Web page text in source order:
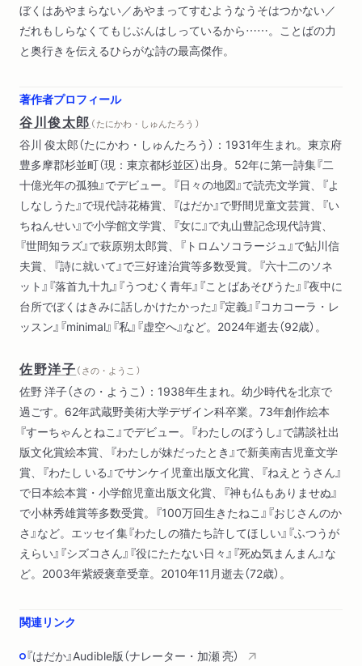
ぼくはあやまらない／あやまってすむようなうそはつかない／
だれもしらなくてもじぶんはしっているから……。ことばの力
と奥行きを伝えるひらがな詩の最高傑作。
著作者プロフィール
谷川俊太郎 （ たにかわ・しゅんたろう ）
谷川 俊太郎（たにかわ・しゅんたろう）：1931年生まれ。東京府
豊多摩郡杉並町（現：東京都杉並区）出身。52年に第一詩集『二
十億光年の孤独』でデビュー。『日々の地図』で読売文学賞、『よ
しなしうた』で現代詩花椿賞、『はだか』で野間児童文芸賞、『い
ちねんせい』で小学館文学賞、『女に』で丸山豊記念現代詩賞、
『世間知ラズ』で萩原朔太郎賞、『トロムソコラージュ』で鮎川信
夫賞、『詩に就いて』で三好達治賞等多数受賞。『六十二のソネ
ット』『落首九十九』『うつむく青年』『ことばあそびうた』『夜中に
台所でぼくはきみに話しかけたかった』『定義』『コカコーラ・レ
ッスン』『minimal』『私』『虚空へ』など。2024年逝去（92歳）。
佐野洋子（ さの・ようこ ）
佐野 洋子（さの・ようこ）：1938年生まれ。幼少時代を北京で
過ごす。62年武蔵野美術大学デザイン科卒業。73年創作絵本
『すーちゃんとねこ』でデビュー。『わたしのぼうし』で講談社出
版文化賞絵本賞、『わたしが妹だったとき』で新美南吉児童文学
賞、『わたし いる』でサンケイ児童出版文化賞、『ねえとうさん』
で日本絵本賞・小学館児童出版文化賞、『神も仏もありませぬ』
で小林秀雄賞等多数受賞。『100万回生きたねこ』『おじさんのか
さ』など。エッセイ集『わたしの猫たち許してほしい』『ふつうが
えらい』『シズコさん』『役にたたない日々』『死ぬ気まんまん』な
ど。2003年紫綬褒章受章。2010年11月逝去（72歳）。
関連リンク
『はだか』Audible版（ナレーター・加瀬 亮）